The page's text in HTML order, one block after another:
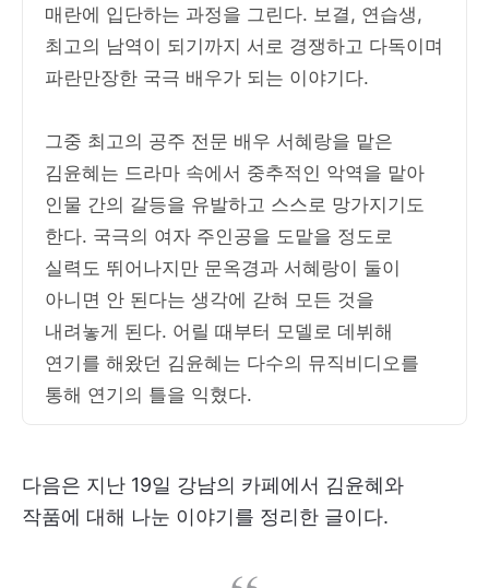
매란에 입단하는 과정을 그린다. 보결, 연습생,
최고의 남역이 되기까지 서로 경쟁하고 다독이며
파란만장한 국극 배우가 되는 이야기다.
그중 최고의 공주 전문 배우 서혜랑을 맡은
김윤혜는 드라마 속에서 중추적인 악역을 맡아
인물 간의 갈등을 유발하고 스스로 망가지기도
한다. 국극의 여자 주인공을 도맡을 정도로
실력도 뛰어나지만 문옥경과 서혜랑이 둘이
아니면 안 된다는 생각에 갇혀 모든 것을
내려놓게 된다. 어릴 때부터 모델로 데뷔해
연기를 해왔던 김윤혜는 다수의 뮤직비디오를
통해 연기의 틀을 익혔다.
다음은 지난 19일 강남의 카페에서 김윤혜와
작품에 대해 나눈 이야기를 정리한 글이다.